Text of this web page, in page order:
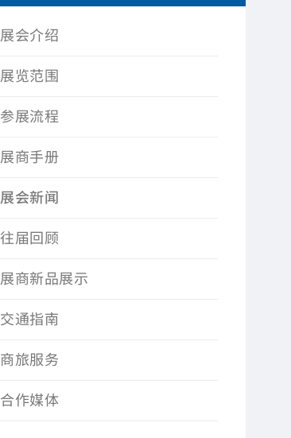
展会介绍
展览范围
参展流程
展商手册
展会新闻
往届回顾
展商新品展示
交通指南
商旅服务
合作媒体